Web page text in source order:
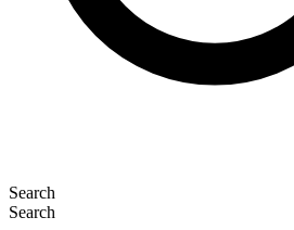
Search
Search